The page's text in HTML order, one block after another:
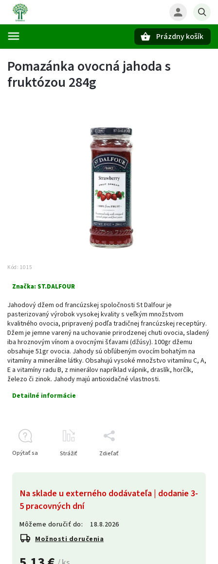
Prázdny košík
Pomazánka ovocná jahoda s
fruktózou 284g
Kód: 1015
Značka: ST.DALFOUR
Na sklade u externého dodávateľa | dodanie 3-
5 pracovných dní
Môžeme doručiť do:
18.8.2026
Možnosti doručenia
Jahodový džem od francúzskej spoločnosti St Dalfour je
pasterizovaný výrobok vysokej kvality s veľkým množstvom
kvalitného ovocia, pripravený podľa tradičnej francúzskej receptúry.
Džem je jemne varený na uchovanie prirodzenej chuti ovocia, sladený
iba hroznovým vínom a ovocnými šťavami (džúsy). 100gr džemu
obsahuje 51gr ovocia. Jahody sú obľúbeným ovocím bohatým na
vitamíny a minerálne látky. Obsahujú vysoké množstvo vitamínu C, A,
E a vitamíny radu B, z minerálov napríklad vápnik, draslík, horčík,
železo či zinok. Jahody majú antioxidačné vlastnosti.
Detailné informácie
Opýtať sa Strážiť Zdieľať